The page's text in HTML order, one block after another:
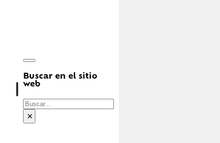
Buscar en el sitio
web
Buscar
×